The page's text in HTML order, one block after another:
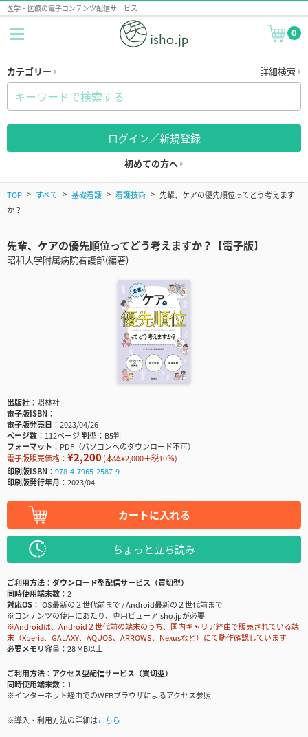
医学・医療の電子コンテンツ配信サービス
0
カテゴリー 詳細検索
ログイン／新規登録
初めての方へ
TOP すべて 基礎看護 看護技術
先輩、ケアの優先順位ってどう考えます
か？
先輩、ケアの優先順位ってどう考えますか？【電子版】
昭和大学附属病院看護部(編著)
出版社
照林社
電子版ISBN
電子版発売日
2023/04/26
ページ数
112ページ判型
B5判
フォーマット
PDF（パソコンへのダウンロード不可）
電子版販売価格： ¥2,200(本体¥2,000＋税10％)
印刷版ISBN
978-4-7965-2587-9
印刷版発行年月
2023/04
カートに入れる
ちょっと立ち読み
ご利用方法
ダウンロード型配信サービス（買切型）
同時使用端末数
2
対応OS
iOS最新の２世代前まで / Android最新の２世代前まで
※コンテンツの使用にあたり、専用ビューアisho.jpが必要
※Androidは、Android２世代前の端末のうち、国内キャリア経由で販売されている端
末（Xperia、GALAXY、AQUOS、ARROWS、Nexusなど）にて動作確認しています
必要メモリ容量
28 MB以上
ご利用方法
アクセス型配信サービス（買切型）
同時使用端末数
1
※インターネット経由でのWEBブラウザによるアクセス参照
※導入・利用方法の詳細はこちら